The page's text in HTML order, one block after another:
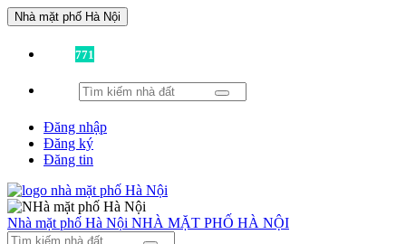
Nhà mặt phố Hà Nội
771
Đăng nhập
Đăng ký
Đăng tin
Nhà mặt phố Hà Nội NHÀ MẶT PHỐ HÀ NỘI